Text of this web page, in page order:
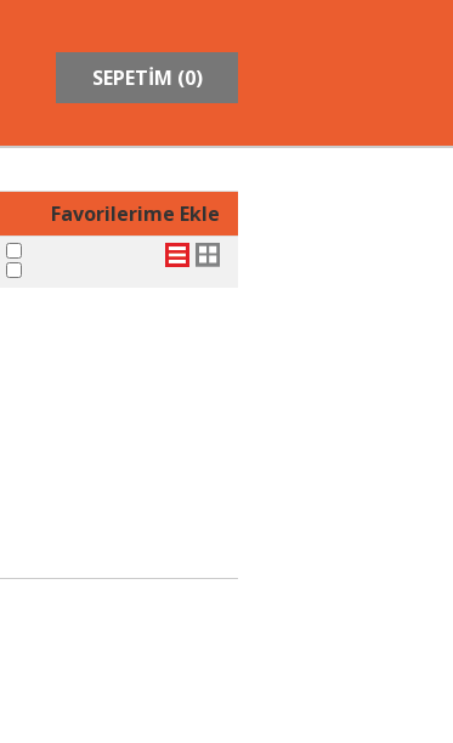
SEPETİM (0)
Favorilerime Ekle